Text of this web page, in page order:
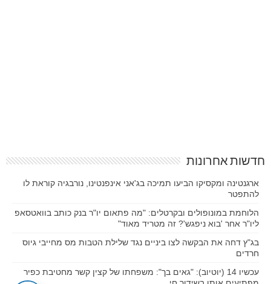
חדשות אחרונות
ארגנטינה ומקסיקו הביעו תמיכה בג'אני אינפנטינו, נורבגיה קוראת לו
להתפטר
הלוחמת במונופולים ובקרטלים: "מה פתאום יו"ר בנק כותב בוואטסאפ
ליו"ר אחר 'בוא ניפגש'? זה מטריד מאוד"
בג"ץ דחה את הבקשה לצו ביניים נגד שלילת הטבות מס מחייבי גיוס
חרדים
עכשיו 14 (יוטיוב): "גאים בך": משפחתו של קצין קשר מחטיבת כפיר